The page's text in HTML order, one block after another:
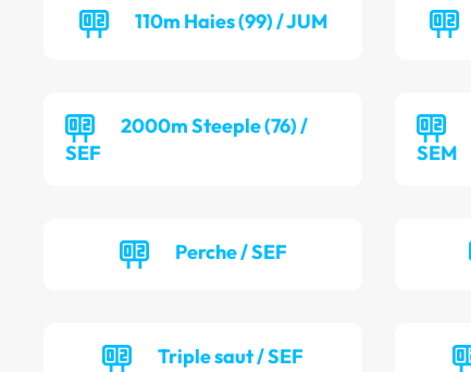
110m Haies (99) / JUM
2000m Steeple (76) /
SEF
SEM
Perche / SEF
Triple saut / SEF